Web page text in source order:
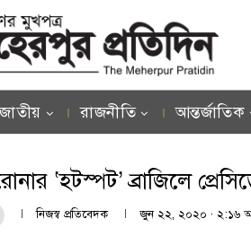
জাতীয় রাজনীতি আন্তর্জাতিক
‘হটস্পট’ ব্রাজিলে
নিজস্ব প্রতিবেদক জুন ২২, ২০২০ · ২:১৬